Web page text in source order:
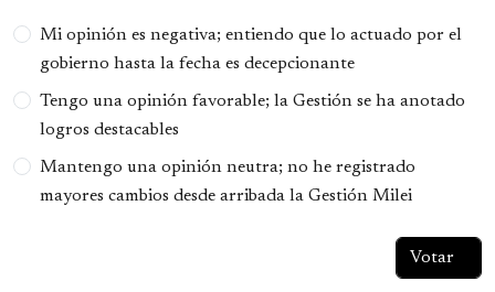
Opciones
Mi opinión es negativa; entiendo que lo actuado por el
gobierno hasta la fecha es decepcionante
Tengo una opinión favorable; la Gestión se ha anotado
logros destacables
Mantengo una opinión neutra; no he registrado
mayores cambios desde arribada la Gestión Milei